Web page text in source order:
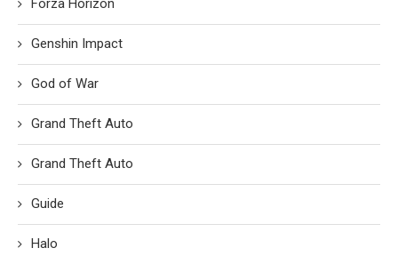
Forza Horizon
Genshin Impact
God of War
Grand Theft Auto
Grand Theft Auto
Guide
Halo